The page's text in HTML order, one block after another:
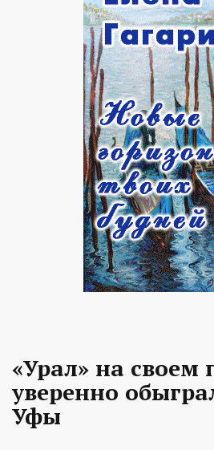
«Урал» на своем
уверенно
Уфы